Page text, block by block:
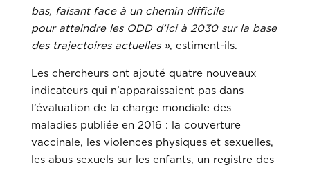
bas, faisant face à un chemin difficile
pour atteindre les ODD d’ici à 2030 sur la base
des trajectoires actuelles », estiment-ils.
Les chercheurs ont ajouté quatre nouveaux
indicateurs qui n’apparaissaient pas dans
l’évaluation de la charge mondiale des
maladies publiée en 2016 : la couverture
vaccinale, les violences physiques et sexuelles,
les abus sexuels sur les enfants, un registre des